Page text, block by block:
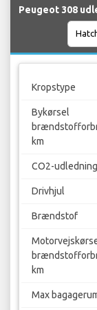
Peugeot 308
Kropstype
Bykørsel
km
CO2-udledning
Drivhjul
Brændstof
km
Max